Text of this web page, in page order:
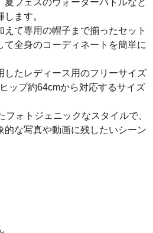
夏フェスのウォーターバトルなど
ます。
えて専用の帽子まで揃ったセット
て全身のコーディネートを簡単に
したレディース用のフリーサイズ
ップ約64cmから対応するサイズ
フォトジェニックなスタイルで、
的な写真や動画に残したいシーン